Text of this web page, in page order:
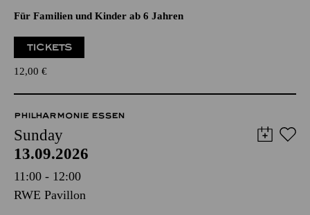
Für Familien und Kinder ab 6 Jahren
TICKETS
12,00 €
PHILHARMONIE ESSEN
Sunday
13.09.2026
11:00 - 12:00
RWE Pavillon